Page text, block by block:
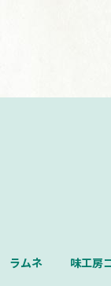
ラムネ 味工房